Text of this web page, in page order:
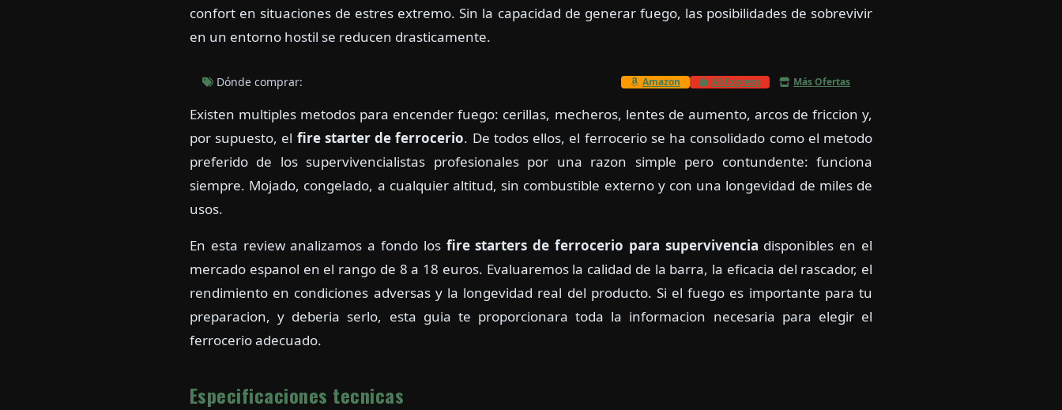
confort en situaciones de estres extremo. Sin la capacidad de generar fuego, las posibilidades de sobrevivir
en un entorno hostil se reducen drasticamente.
Dónde comprar: Amazon AliExpress Más Ofertas
Existen multiples metodos para encender fuego: cerillas, mecheros, lentes de aumento, arcos de friccion y,
por supuesto, el fire starter de ferrocerio. De todos ellos, el ferrocerio se ha consolidado como el metodo
preferido de los supervivencialistas profesionales por una razon simple pero contundente: funciona
siempre. Mojado, congelado, a cualquier altitud, sin combustible externo y con una longevidad de miles de
usos.
En esta review analizamos a fondo los fire starters de ferrocerio para supervivencia disponibles en el
mercado espanol en el rango de 8 a 18 euros. Evaluaremos la calidad de la barra, la eficacia del rascador, el
rendimiento en condiciones adversas y la longevidad real del producto. Si el fuego es importante para tu
preparacion, y deberia serlo, esta guia te proporcionara toda la informacion necesaria para elegir el
ferrocerio adecuado.
Especificaciones tecnicas